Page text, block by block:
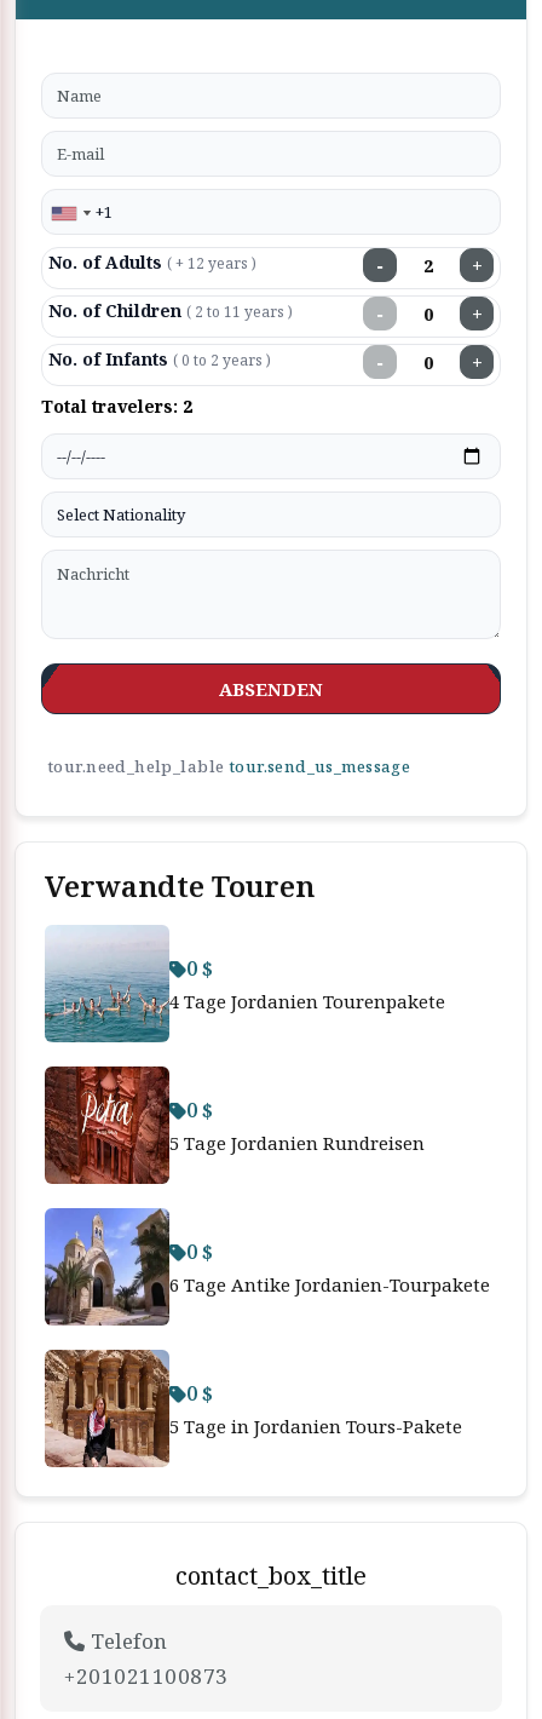
No. of Adults ( + 12 years ) − +
No. of Children ( 2 to 11 years ) − +
No. of Infants ( 0 to 2 years ) − +
Total travelers: 2
ABSENDEN
tour.need_help_lable tour.send_us_message
Verwandte Touren
0 $
4 Tage Jordanien Tourenpakete
0 $
5 Tage Jordanien Rundreisen
0 $
6 Tage Antike Jordanien-Tourpakete
0 $
5 Tage in Jordanien Tours-Pakete
contact_box_title
Telefon
+201021100873